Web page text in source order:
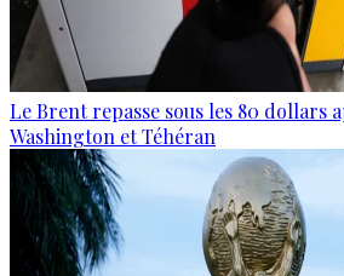
Le Brent repasse sous les 80 dollars
Washington et Téhéran